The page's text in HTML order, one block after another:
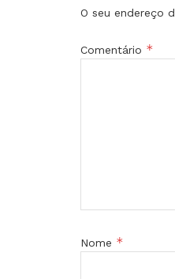
O seu endereço
Comentário *
Nome *